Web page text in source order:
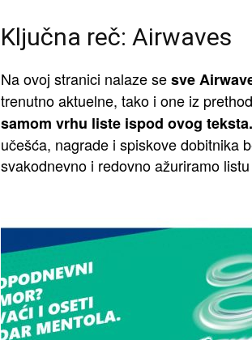
Ključna reč: Airwaves
Na ovoj stranici nalaze sesve
trenutno aktuelne, tako i one iz
samom vrhu liste ispod ovog teksta.
učešća, nagrade i spiskove dobitnika
svakodnevno i redovno ažuriramo